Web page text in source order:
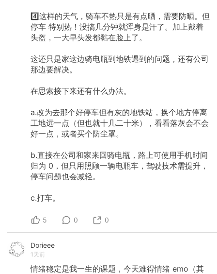
4️⃣这样的天气，骑车不热只是有点晒，需要防晒。但
停车 特别热！没搞几分钟就浑身是汗了。加上戴着
头盔，一大早头发都黏在脸上了。
这还只是家这边骑电瓶到地铁遇到的问题，还有公司
那边要解决。
在思索接下来还有什么办法。
a.改为去那个好停车但有灰的地铁站，换个地方停离
工地远一点（但也就十几二十米），看看落灰会不会
好一点，或者买个防尘罩。
b.直接在公司和家来回骑电瓶，路上可使用手机时间
归为 0，但只用照顾一辆电瓶车，驾驶技术需提升，
停车问题也会减轻。
c.打车。
5 0 0
Dorieee
1天前
情绪稳定是我一生的课题，今天难得情绪 emo（其